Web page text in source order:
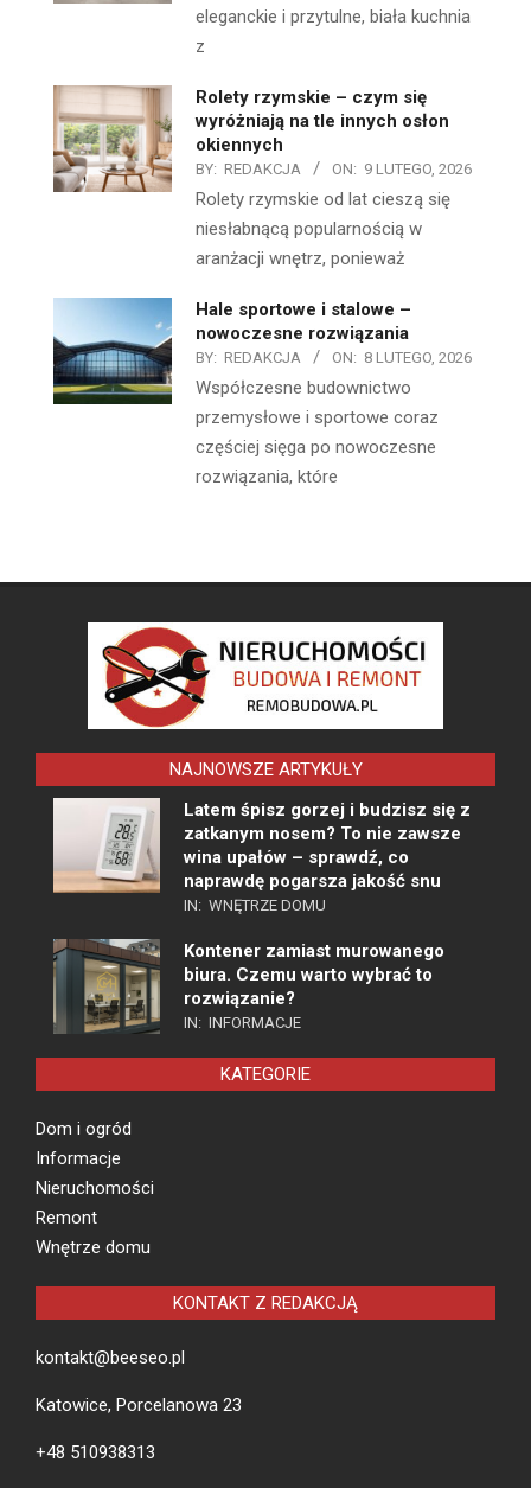
eleganckie i przytulne, biała kuchnia
z
Rolety rzymskie – czym się
wyróżniają na tle innych osłon
okiennych
BY: REDAKCJA ON: 9 LUTEGO, 2026
Rolety rzymskie od lat cieszą się
niesłabnącą popularnością w
aranżacji wnętrz, ponieważ
Hale sportowe i stalowe –
nowoczesne rozwiązania
BY: REDAKCJA ON: 8 LUTEGO, 2026
Współczesne budownictwo
przemysłowe i sportowe coraz
częściej sięga po nowoczesne
rozwiązania, które
NAJNOWSZE ARTYKUŁY
Latem śpisz gorzej i budzisz się z
zatkanym nosem? To nie zawsze
wina upałów – sprawdź, co
naprawdę pogarsza jakość snu
IN: WNĘTRZE DOMU
Kontener zamiast murowanego
biura. Czemu warto wybrać to
rozwiązanie?
IN: INFORMACJE
KATEGORIE
Dom i ogród
Informacje
Nieruchomości
Remont
Wnętrze domu
KONTAKT Z REDAKCJĄ
kontakt@beeseo.pl
Katowice, Porcelanowa 23
+48 510938313